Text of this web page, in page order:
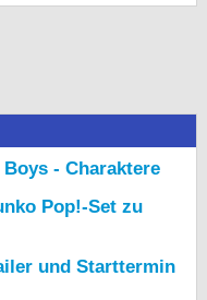
- Charaktere
Pop!-Set zu
und Starttermin